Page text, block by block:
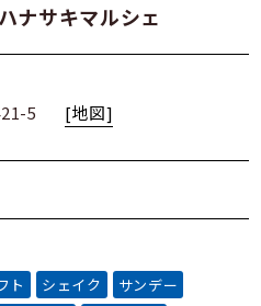
ナサキマルシェ
5
[地図]
ト シェイク
サンデー